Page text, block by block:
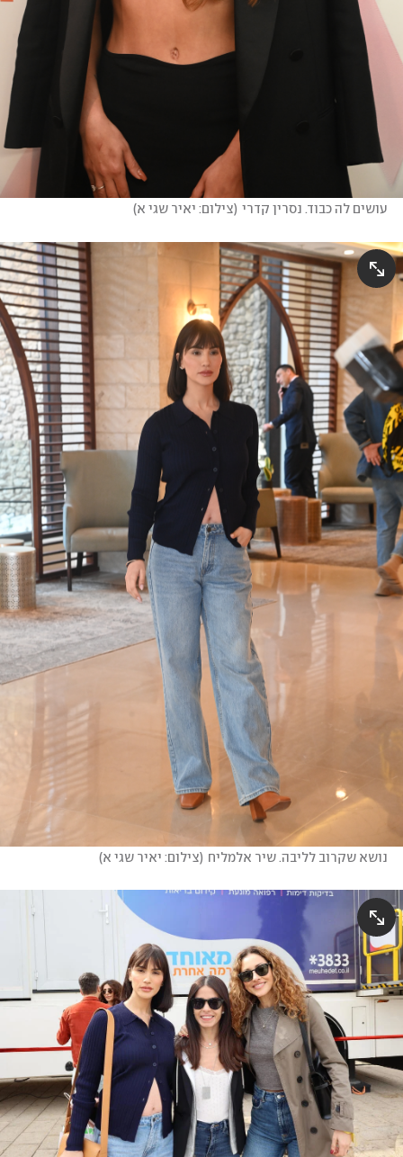
עושים לה כבוד. נסרין קדרי (צילום: יאיר שגי א)
נושא שקרוב לליבה. שיר אלמליח (צילום: יאיר שגי א)